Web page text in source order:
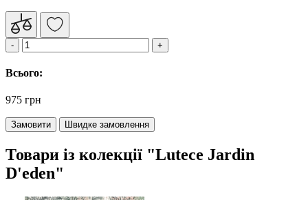
Всього:
975 грн
Замовити Швидке замовлення
Товари із колекції "Lutece Jardin
D'eden"